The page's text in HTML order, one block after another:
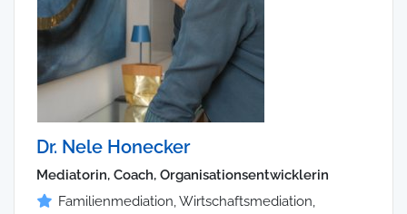
Dr. Nele Honecker
Mediatorin, Coach, Organisationsentwicklerin
Familienmediation, Wirtschaftsmediation,